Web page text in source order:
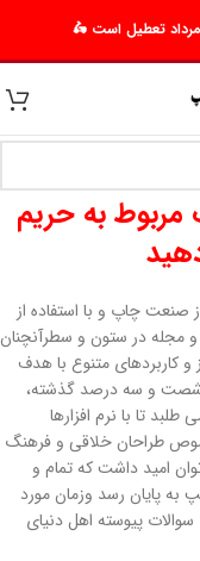
مربوط به حریم
صنعت چاپ و با استفاده از
و مجله در ستون و سطرآنچنان
و کاربردهای متنوع با هدف
شصت و سه درصد گذشته،
تا با نرم افزارها
طراحان خلاقی و فرهنگ
امید داشت که تمام و
به پایان رسد وزمان مورد
پیوسته اهل دنیای